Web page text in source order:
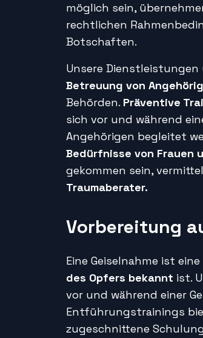
möglich sein,
rechtlichen
Botschaften.
Unsere
Betreuung von
Behörden. Präventive
sich vor und während
Angehörigen begleitet
Bedürfnisse von Frauen
gekommen sein,
Traumaberater.
Vorbereitung
Eine Geiselnahme ist
des Opfers bekannt ist.
vor und während einer
Entführungstrainings
zugeschnittene